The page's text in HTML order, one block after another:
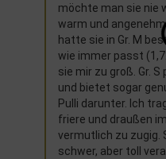
möchte man sie nie
warm und
hatte sie in Gr. M
wie immer passt
sie mir zu groß. Gr.
und bietet sogar
Pulli darunter. Ich
friere und draußen
vermutlich zu zugig.
schwer, aber toll